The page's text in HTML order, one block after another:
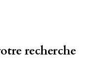
recherche